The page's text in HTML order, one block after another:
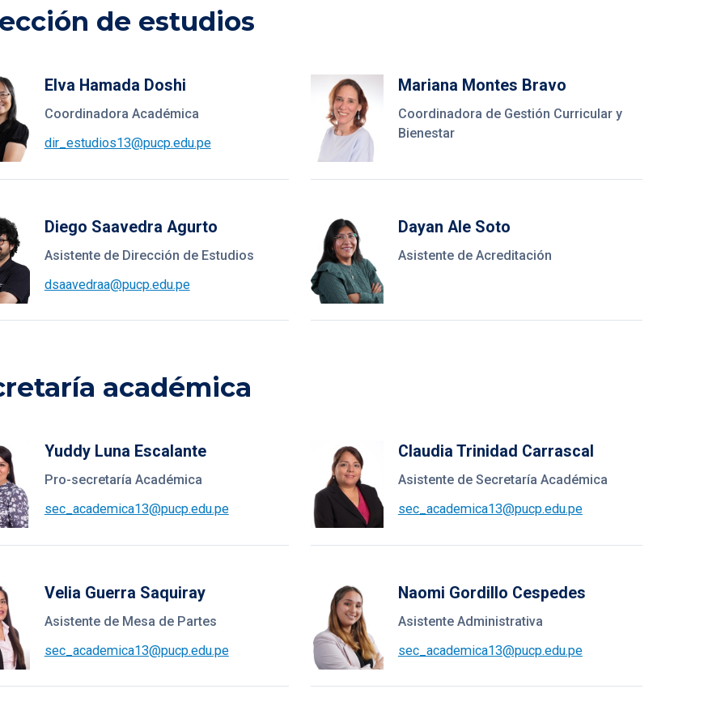
de estudios
Elva Hamada Doshi
Coordinadora Académica
dir_estudios13@pucp.edu.pe
Mariana Montes Bravo
Coordinadora de Gestión Curricular y
Bienestar
Diego Saavedra Agurto
Asistente de Dirección de Estudios
dsaavedraa@pucp.edu.pe
Dayan Ale Soto
Asistente de Acreditación
académica
Yuddy Luna Escalante
Pro-secretaría Académica
sec_academica13@pucp.edu.pe
Claudia Trinidad Carrascal
Asistente de Secretaría Académica
sec_academica13@pucp.edu.pe
Velia Guerra Saquiray
Asistente de Mesa de Partes
sec_academica13@pucp.edu.pe
Naomi Gordillo Cespedes
Asistente Administrativa
sec_academica13@pucp.edu.pe